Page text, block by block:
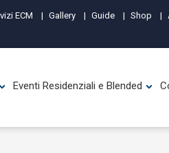
ECM Gallery Guide Shop
Eventi Residenziali e Blended